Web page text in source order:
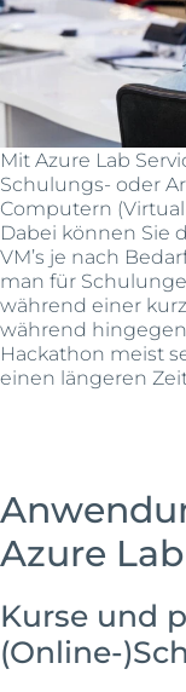
Mit Azure Lab
Schulungs- oder
Computern
Dabei können Sie
VM’s je nach
man für
während einer
während
Hackathon meist
einen längeren
Azure
Kurse und
(Online-